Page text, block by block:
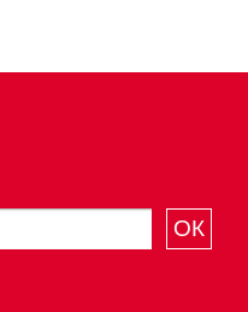
ОК